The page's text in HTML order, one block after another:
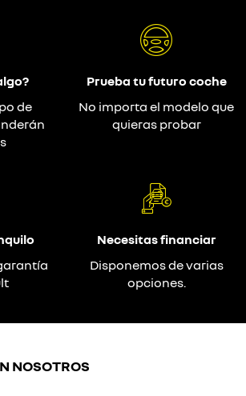
de
Prueba tu futuro coche
No importa el modelo que
quieras probar
Necesitas financiar
Disponemos de varias
opciones.
NOSOTROS